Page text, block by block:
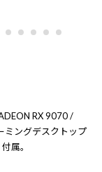
RX 9070 /
ミングデスクトップ
属。